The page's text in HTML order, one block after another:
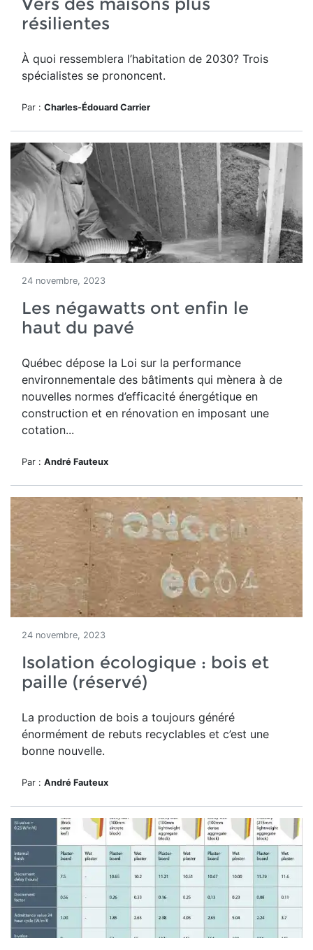
résilientes
À quoi ressemblera l’habitation de 2030? Trois
spécialistes se prononcent.
Par : Charles-Édouard Carrier
24 novembre, 2023
Les négawatts ont enfin le
haut du pavé
Québec dépose la Loi sur la performance
environnementale des bâtiments qui mènera à de
nouvelles normes d’efficacité énergétique en
construction et en rénovation en imposant une
cotation...
Par : André Fauteux
24 novembre, 2023
Isolation écologique : bois et
paille (réservé)
La production de bois a toujours généré
énormément de rebuts recyclables et c’est une
bonne nouvelle.
Par : André Fauteux